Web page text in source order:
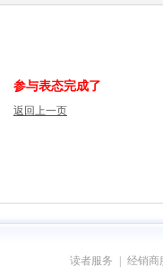
参与表态完成了
返回上一页
读者服务
经销商